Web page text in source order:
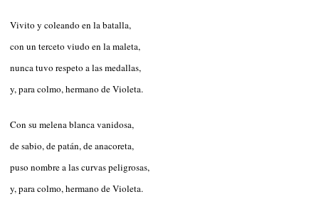
Vivito y coleando en la batalla,
con un terceto viudo en la maleta,
nunca tuvo respeto a las medallas,
y, para colmo, hermano de Violeta.
Con su melena blanca vanidosa,
de sabio, de patán, de anacoreta,
puso nombre a las curvas peligrosas,
y, para colmo, hermano de Violeta.